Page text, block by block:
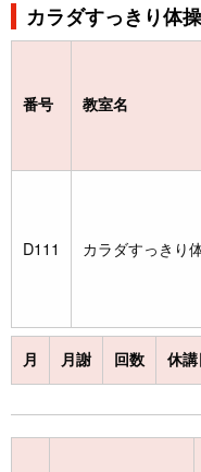
カラダすっきり体
番号 教室名
D111 カラダすっきり
月 月謝 回数 休講